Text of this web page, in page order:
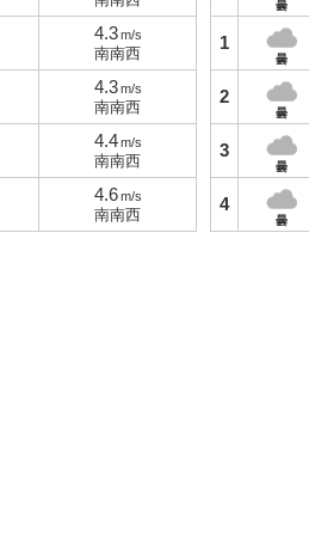
4.3 m/s
南南西
4.3 m/s
南南西
4.4 m/s
南南西
4.6 m/s
南南西
曇
1
曇
2
曇
3
曇
4
曇